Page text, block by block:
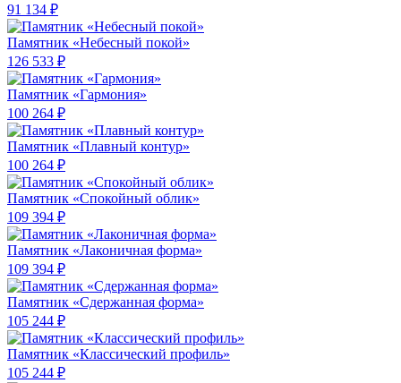
91 134 ₽
Памятник «Небесный покой»
126 533 ₽
Памятник «Гармония»
100 264 ₽
Памятник «Плавный контур»
100 264 ₽
Памятник «Спокойный облик»
109 394 ₽
Памятник «Лаконичная форма»
109 394 ₽
Памятник «Сдержанная форма»
105 244 ₽
Памятник «Классический профиль»
105 244 ₽